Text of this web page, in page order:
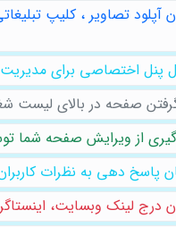
آپلود تصاویر ، کلیپ
پنل اختصاصی برای
صفحه در بالای لیست
از ویرایش صفحه شما
پاسخ دهی به نظرات
درج لینک وبسایت،